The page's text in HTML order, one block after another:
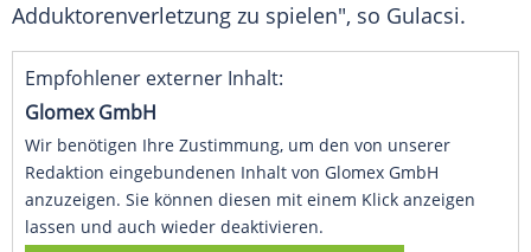
Adduktorenverletzung zu spielen", so Gulacsi.
Empfohlener externer Inhalt:
Glomex GmbH
Wir benötigen Ihre Zustimmung, um den von unserer
Redaktion eingebundenen Inhalt von Glomex GmbH
anzuzeigen. Sie können diesen mit einem Klick anzeigen
lassen und auch wieder deaktivieren.